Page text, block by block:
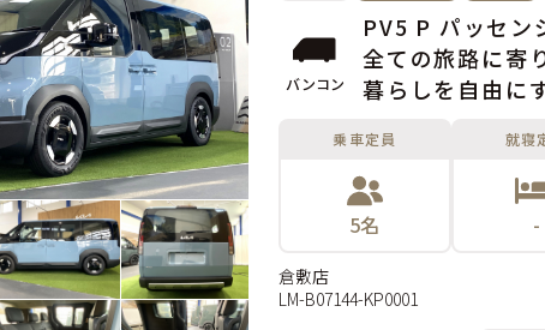
バンコン
PV5 P パッセン
全ての旅路に寄
暮らしを自由に
乗車定員
5名
就寝
-
倉敷店
LM-B07144-KP0001